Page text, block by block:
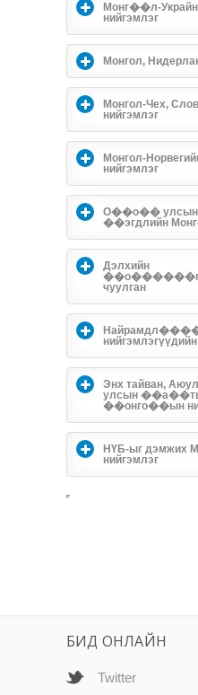
Монг��л-
нийгэмлэг
Монгол,
Монгол-Чех,
нийгэмлэг
Монгол-
нийгэмлэг
О��о�� улсын
��эгдлийн
Дэлхийн
чуулган
Энх тайван,
улсын
��онго��ын
НҮБ-ыг
нийгэмлэг
БИД ОНЛАЙН
Twitter